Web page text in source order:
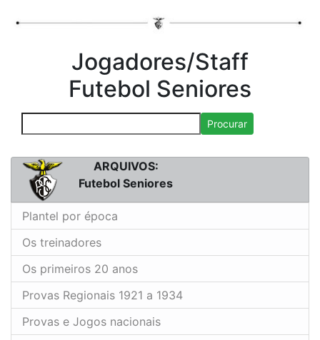
Jogadores/Staff
Futebol Seniores
Procurar
ARQUIVOS:
Futebol Seniores
Plantel por época
Os treinadores
Os primeiros 20 anos
Provas Regionais 1921 a 1934
Provas e Jogos nacionais